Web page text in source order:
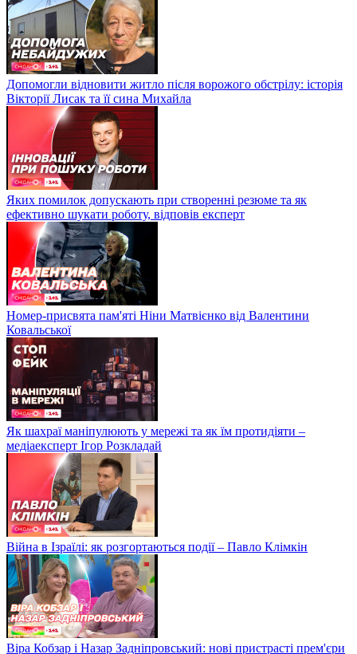
Допомогли відновити житло після ворожого обстрілу: історія
Вікторії Лисак та її сина Михайла
Яких помилок допускають при створенні резюме та як
ефективно шукати роботу, відповів експерт
Номер-присвята пам'яті Ніни Матвієнко від Валентини
Ковальської
Як шахраї маніпулюють у мережі та як їм протидіяти –
медіаексперт Ігор Розкладай
Війна в Ізраїлі: як розгортаються події – Павло Клімкін
Віра Кобзар і Назар Задніпровський: нові пристрасті прем'єри